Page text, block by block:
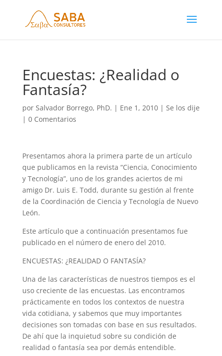
Encuestas: ¿Realidad o
Fantasía?
por Salvador Borrego, PhD. | Ene 1, 2010| Se los dije
| 0 Comentarios
Presentamos ahora la primera parte de un artículo
que publicamos en la revista “Ciencia, Conocimiento
y Tecnología”, uno de los grandes aciertos de mi
amigo Dr. Luis E. Todd, durante su gestión al frente
de la Coordinación de Ciencia y Tecnología de Nuevo
León.
Este artículo que a continuación presentamos fue
publicado en el número de enero del 2010.
ENCUESTAS: ¿REALIDAD O FANTASÍA?
Una de las características de nuestros tiempos es el
uso creciente de las encuestas. Las encontramos
prácticamente en todos los contextos de nuestra
vida cotidiana, y sabemos que muy importantes
decisiones son tomadas con base en sus resultados.
De ahí que la inquietud sobre su condición de
realidad o fantasía sea por demás entendible.